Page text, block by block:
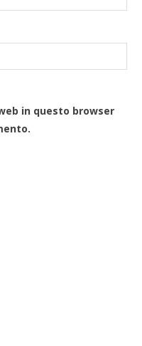
in questo browser